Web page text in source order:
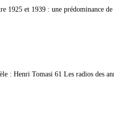
1925 et 1939 : une prédominance de
: Henri Tomasi 61 Les radios des